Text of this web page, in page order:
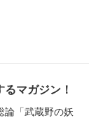
マガジン！
論「武蔵野の妖